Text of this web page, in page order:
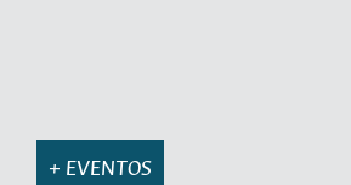
+ EVENTOS